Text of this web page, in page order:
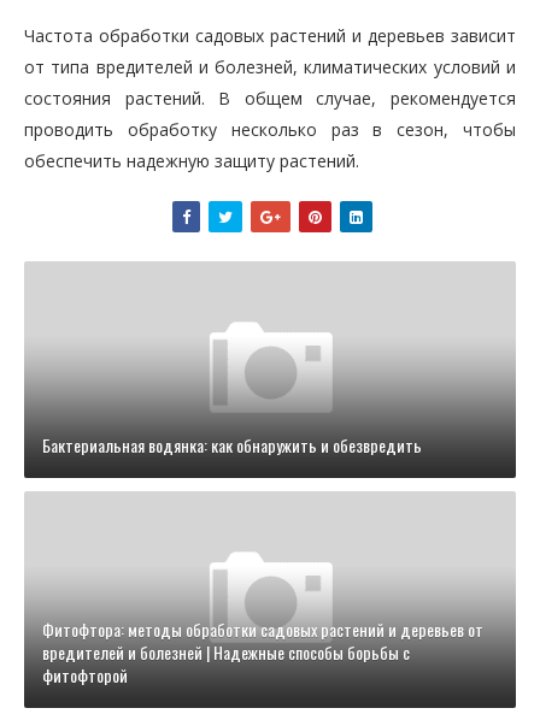
Частота обработки садовых растений и деревьев зависит
от типа вредителей и болезней, климатических условий и
состояния растений. В общем случае, рекомендуется
проводить обработку несколько раз в сезон, чтобы
обеспечить надежную защиту растений.
Бактериальная водянка: как обнаружить и обезвредить
Фитофтора: методы обработки садовых растений и деревьев от
вредителей и болезней | Надежные способы борьбы с
фитофторой